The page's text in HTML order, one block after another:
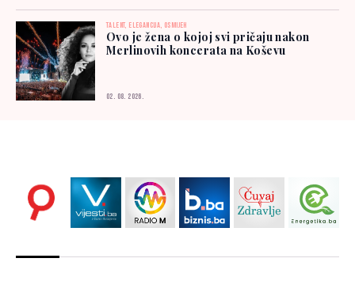
TALENT, ELEGANCIJA, OSMIJEH
Ovo je žena o kojoj svi pričaju nakon
Merlinovih koncerata na Koševu
02. 08. 2026.